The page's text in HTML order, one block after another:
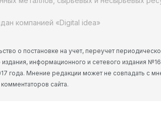
компанией «Digital idea»
о постановке на учет, переучет
издания, информационного и сетевого издания
года. Мнение редакции может не совпадать с
сайта.